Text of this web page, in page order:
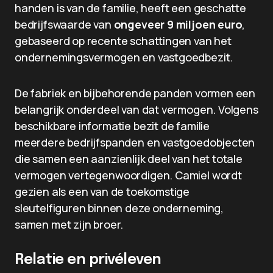
handen is van de familie, heeft een geschatte
bedrijfswaarde van ongeveer 9 miljoen euro,
gebaseerd op recente schattingen van het
ondernemingsvermogen en vastgoedbezit.
De fabriek en bijbehorende panden vormen een
belangrijk onderdeel van dat vermogen. Volgens
beschikbare informatie bezit de familie
meerdere bedrijfspanden en vastgoedobjecten
die samen een aanzienlijk deel van het totale
vermogen vertegenwoordigen. Camiel wordt
gezien als een van de toekomstige
sleutelfiguren binnen deze onderneming,
samen met zijn broer.
Relatie en privéleven